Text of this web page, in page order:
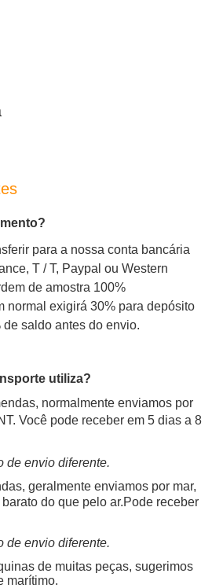
para a nossa conta bancária
T / T, Paypal ou Western
de amostra 100%
normal exigirá 30% para depósito
saldo antes do envio.
utiliza?
normalmente enviamos por
Você pode receber em 5 dias a 8
de envio diferente.
geralmente enviamos por mar,
do que pelo ar.Pode receber
de envio diferente.
de muitas peças, sugerimos
marítimo.